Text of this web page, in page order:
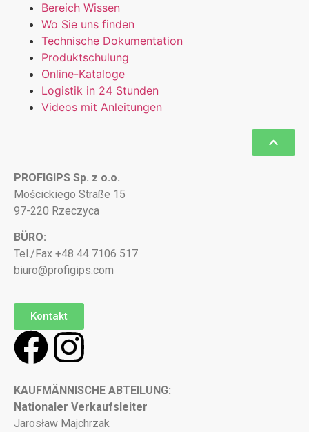
Bereich Wissen
Wo Sie uns finden
Technische Dokumentation
Produktschulung
Online-Kataloge
Logistik in 24 Stunden
Videos mit Anleitungen
PROFIGIPS Sp. z o.o.
Mościckiego Straße 15
97-220 Rzeczyca
BÜRO:
Tel./Fax +48 44 7106 517
biuro@profigips.com
Kontakt
KAUFMÄNNISCHE ABTEILUNG:
Nationaler Verkaufsleiter
Jarosław Majchrzak